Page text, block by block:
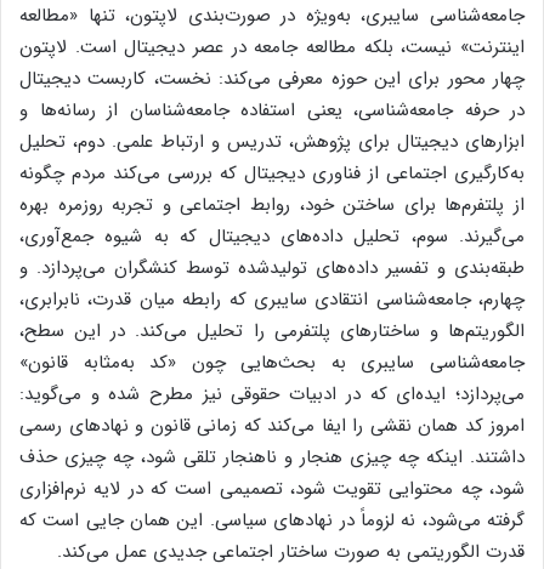
جامعه‌شناسی سایبری، به‌ویژه در صورت‌بندی لاپتون، تنها «مطالعه
اینترنت» نیست، بلکه مطالعه جامعه در عصر دیجیتال است. لاپتون
چهار محور برای این حوزه معرفی می‌کند: نخست، کاربست دیجیتال
در حرفه جامعه‌شناسی، یعنی استفاده جامعه‌شناسان از رسانه‌ها و
ابزارهای دیجیتال برای پژوهش، تدریس و ارتباط علمی. دوم، تحلیل
به‌کار‌گیری اجتماعی از فناوری دیجیتال که بررسی می‌کند مردم چگونه
از پلتفرم‌ها برای ساختن خود، روابط اجتماعی و تجربه روزمره بهره
می‌گیرند. سوم، تحلیل داده‌های دیجیتال که به شیوه جمع‌آوری،
طبقه‌بندی و تفسیر داده‌های تولیدشده توسط کنشگران می‌پردازد. و
چهارم، جامعه‌شناسی انتقادی سایبری که رابطه میان قدرت، نابرابری،
الگوریتم‌ها و ساختارهای پلتفرمی را تحلیل می‌کند. در این سطح،
جامعه‌شناسی سایبری به بحث‌هایی چون «کد به‌مثابه قانون»
می‌پردازد؛ ایده‌ای که در ادبیات حقوقی نیز مطرح شده و می‌گوید:
امروز کد همان نقشی را ایفا می‌کند که زمانی قانون و نهادهای رسمی
داشتند. اینکه چه چیزی هنجار و ناهنجار تلقی شود، چه چیزی حذف
شود، چه محتوایی تقویت شود، تصمیمی است که در لایه نرم‌افزاری
گرفته می‌شود، نه لزوماً در نهادهای سیاسی. این همان جایی است که
قدرت الگوریتمی به صورت ساختار اجتماعی جدیدی عمل می‌کند.